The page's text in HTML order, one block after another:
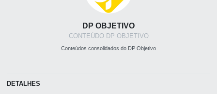
DP OBJETIVO
CONTEÚDO DP OBJETIVO
Conteúdos consolidados do DP Objetivo
DETALHES